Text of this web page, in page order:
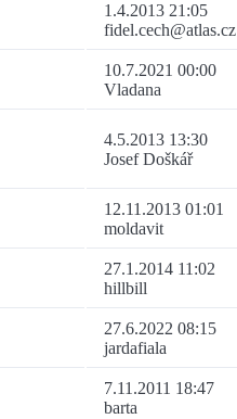
1.4.2013 21:05
fidel.cech@atlas.cz
10.7.2021 00:00
Vladana
4.5.2013 13:30
Josef Doškář
12.11.2013 01:01
moldavit
27.1.2014 11:02
hillbill
27.6.2022 08:15
jardafiala
7.11.2011 18:47
barta